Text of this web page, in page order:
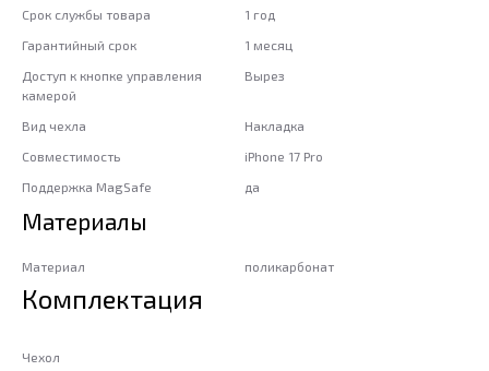
Срок службы товара
1 год
Гарантийный срок
1 месяц
Доступ к кнопке управления
камерой
Вырез
Вид чехла
Накладка
Совместимость
iPhone 17 Pro
Поддержка MagSafe
да
Материалы
Материал поликарбонат
Комплектация
Чехол